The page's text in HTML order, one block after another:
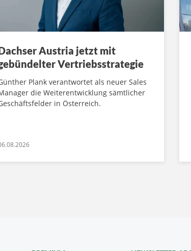
Austria jetzt mit
Vertriebsstrategie
Plank verantwortet als neuer Sales
die Weiterentwicklung sämtlicher
in Österreich.